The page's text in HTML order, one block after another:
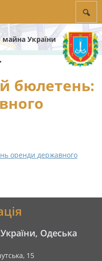
України
бюлетень:
оренди державного
Одеська
15